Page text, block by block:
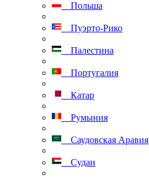
Польша
Пуэрто-Рико
Палестина
Португалия
Катар
Румыния
Саудовская Аравия
Судан